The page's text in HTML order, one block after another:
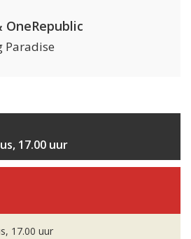
OneRepublic
Paradise
17.00 uur
17.00 uur